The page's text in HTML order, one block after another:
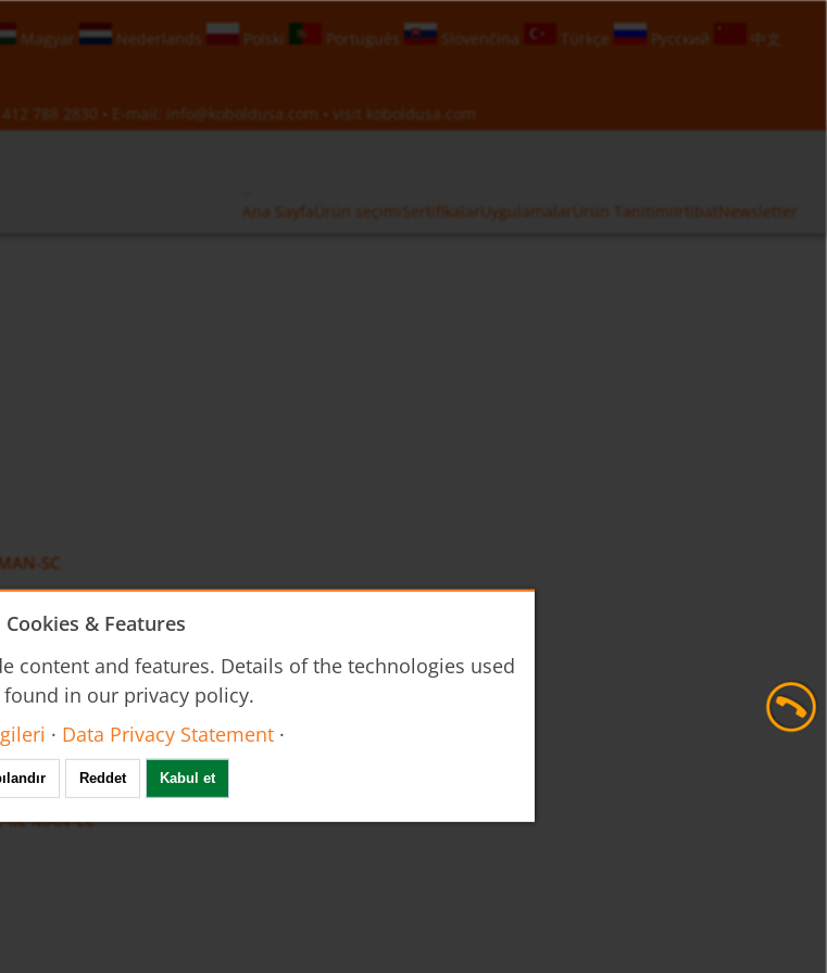
Magyar Nederlands Polski Português Slovenčina Türkçe Русский
中文
412 788 2830 • E-mail: info@koboldusa.com • visit koboldusa.com
Ana Sayfa Ürün seçimi Sertifikalar Uygulamalar Ürün Tanitimi IrtibatNewsletter
SC
ile MAN-LC
Cookies & Features
content and features. Details of the technologies used
found in our privacy policy.
· Data Privacy Statement·
Reddet Kabul et